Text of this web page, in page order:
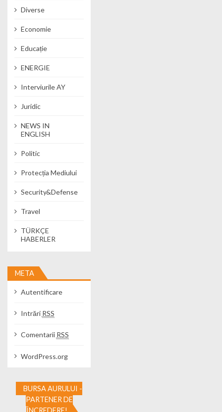
Diverse
Economie
Educație
ENERGIE
Interviurile AY
Juridic
NEWS IN
ENGLISH
Politic
Protecția Mediului
Security&Defense
Travel
TÜRKÇE
HABERLER
META
Autentificare
Intrări RSS
Comentarii RSS
WordPress.org
BURSA AURULUI -
PARTENER DE
ÎNCREDERE!